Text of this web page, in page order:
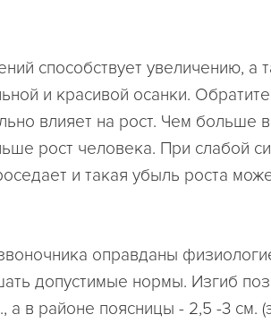
способствует увеличению, а
и красивой осанки.
влияет на рост. Чем больше
рост человека. При слабой
и такая убыль роста
оправданы
допустимые нормы. Изгиб
а в районе поясницы - 2,5 -3 см.